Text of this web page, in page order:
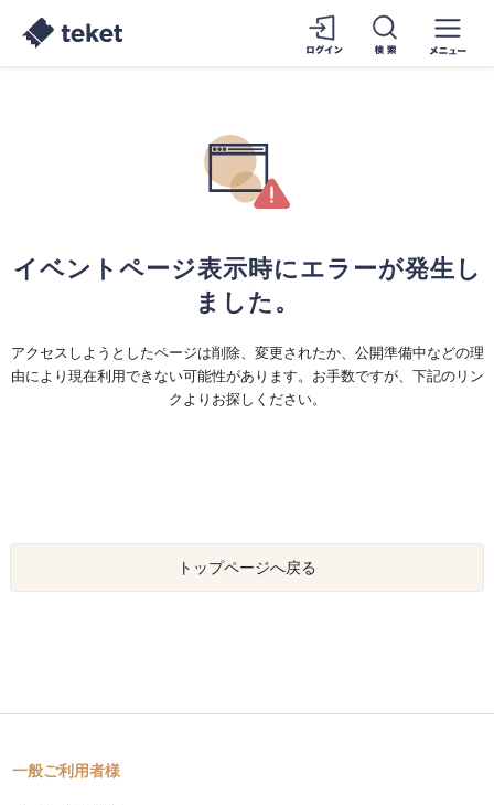
イベントページ表示時にエラーが発生し
ました。
アクセスしようとしたページは削除、変更されたか、公開準備中などの理
由により現在利用できない可能性があります。お手数ですが、下記のリン
クよりお探しください。
トップページへ戻る
一般ご利用者様